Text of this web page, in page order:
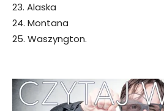
23. Alaska
24. Montana
25. Waszyngton.